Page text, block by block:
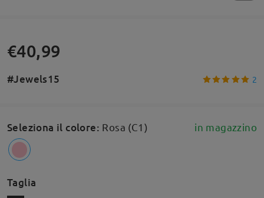
€40,99
#Jewels15 2
Seleziona il colore: Rosa (C1) in magazzino
Taglia